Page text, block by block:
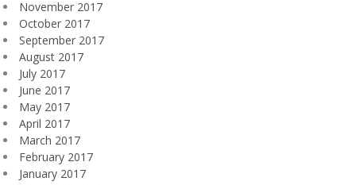
November 2017
October 2017
September 2017
August 2017
July 2017
June 2017
May 2017
April 2017
March 2017
February 2017
January 2017